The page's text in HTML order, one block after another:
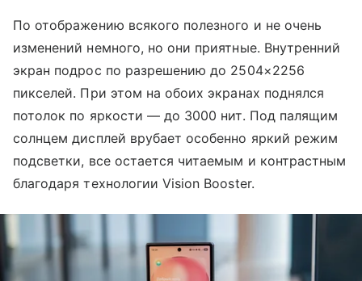
По отображению всякого полезного и не очень
изменений немного, но они приятные. Внутренний
экран подрос по разрешению до 2504×2256
пикселей. При этом на обоих экранах поднялся
потолок по яркости — до 3000 нит. Под палящим
солнцем дисплей врубает особенно яркий режим
подсветки, все остается читаемым и контрастным
благодаря технологии Vision Booster.